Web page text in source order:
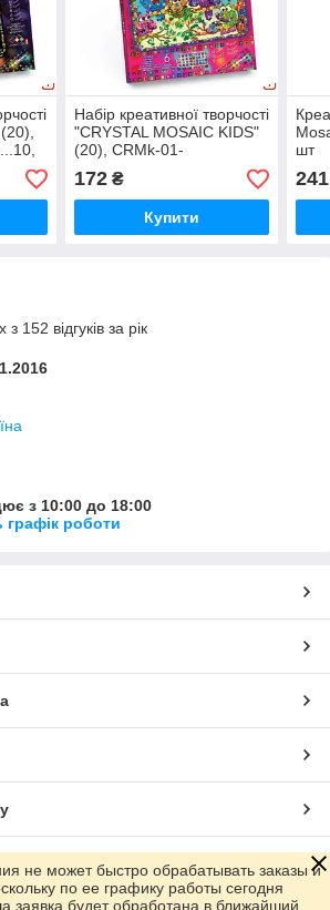
Набір креативної творчості
"CRYSTAL MOSAIC KIDS"
(20), CRMk-01-
01,02,03,04...10, шт
172₴
Купити
шт
241
152 відгуків за рік
з 10:00 до 18:00
графік роботи
Prom.ua
не может быстро обрабатывать заказы и
по ее графику работы сегодня
заявка будет обработана в ближайший